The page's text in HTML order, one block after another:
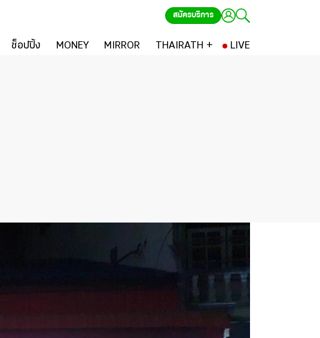
สมัครบริการ
ช็อปปิ้ง MONEY MIRROR THAIRATH + LIVE